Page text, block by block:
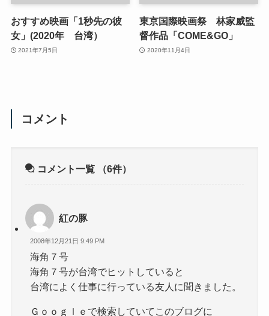
おすすめ映画「1秒先の彼
女」(2020年 台湾）
2021年7月5日
東京国際映画祭 林家威監
督作品「COME&GO」
2020年11月4日
コメント
コメント一覧 （6件）
紅の豚
2008年12月21日 9:49 PM
海角７号
海角７号が台湾でヒットしていると
台湾によく仕事に行っている友人に聞きました。
Ｇｏｏｇｌｅで検索していてこのブログに